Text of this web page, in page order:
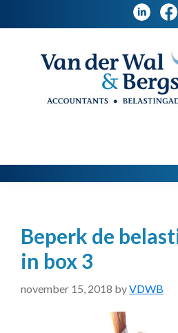
Beperk de
in box 3
november 15, 2018 byVDWB